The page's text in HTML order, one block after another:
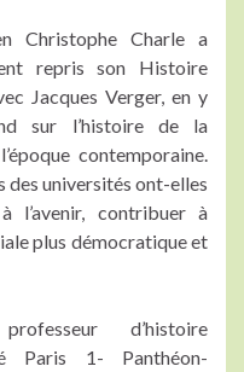
Christophe Charle a
repris son Histoire
Jacques Verger, en y
sur l’histoire de la
contemporaine.
des universités ont-elles
l’avenir, contribuer à
plus démocratique et
d’histoire
Paris 1- Panthéon-